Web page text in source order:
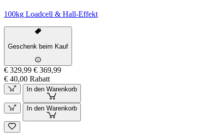
100kg Loadcell & Hall-Effekt
Geschenk beim Kauf
€ 329,99 € 369,99
€ 40,00 Rabatt
In den Warenkorb
In den Warenkorb